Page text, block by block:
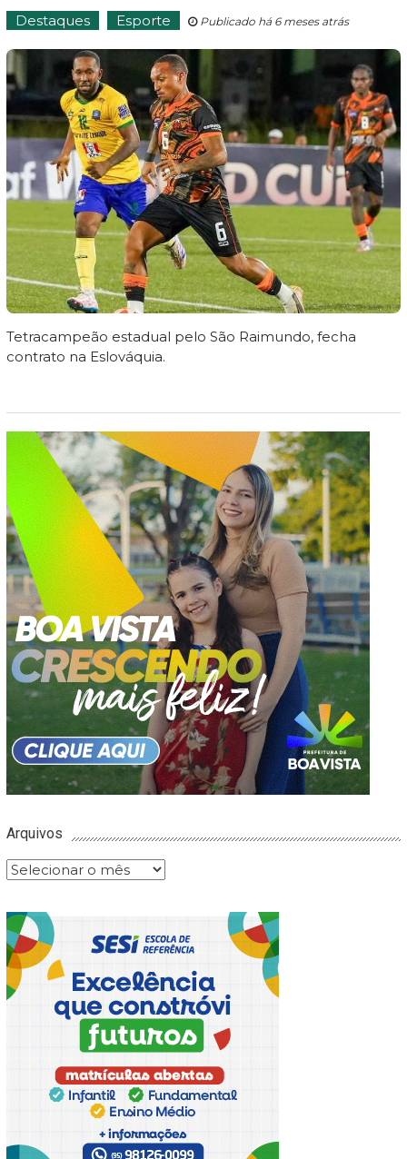
Destaques Esporte Publicado há 6 meses atrás
Tetracampeão estadual pelo São Raimundo, fecha
contrato na Eslováquia.
Arquivos
Arquivos